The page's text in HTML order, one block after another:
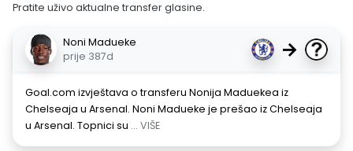
Pratite uživo aktualne transfer glasine.
Noni Madueke
prije 387d
→
Goal.com izvještava o transferu Nonija Maduekea iz
Chelseaja u Arsenal. Noni Madueke je prešao iz Chelseaja
u Arsenal. Topnici su ... VIŠE